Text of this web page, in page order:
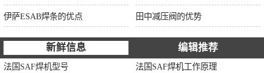
伊萨ESAB焊条的优点 田中减压阀的优势
新鲜信息 编辑推荐
法国SAF焊机型号 法国SAF焊机工作原理